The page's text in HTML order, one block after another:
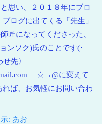
思い、２０１８年にブロ
ログに出てくる「先生」
匠になってくださった、
ンソク)氏のことです(･
先〉
☆→@に変えて
れば、お気軽にお問い合わ
: あお